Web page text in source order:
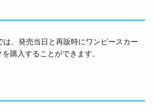
は、発売当日と再販時にワンピースカー
購入することができます。